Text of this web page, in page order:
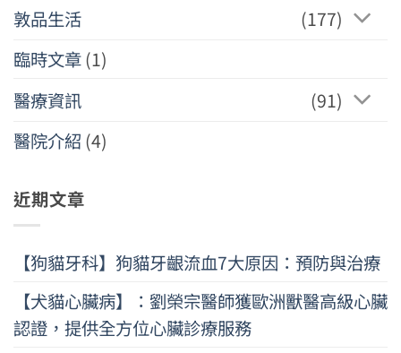
敦品生活
(177)
臨時文章(1)
醫療資訊
(91)
醫院介紹 (4)
近期文章
【狗貓牙科】狗貓牙齦流血7大原因：預防與治療
【犬貓心臟病】：劉榮宗醫師獲歐洲獸醫高級心臟
認證，提供全方位心臟診療服務